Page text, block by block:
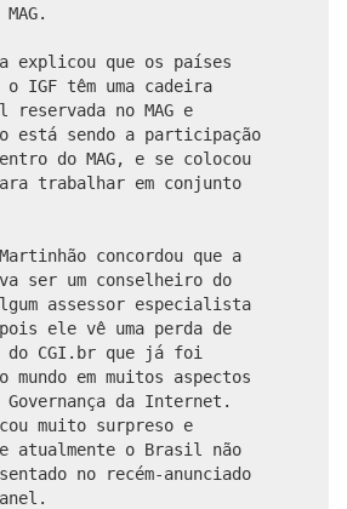
explicou que os países
o IGF têm uma cadeira
reservada no MAG e
está sendo a participação
do MAG, e se colocou
trabalhar em conjunto
concordou que a
ser um conselheiro do
assessor especialista
ele vê uma perda de
do CGI.br que já foi
mundo em muitos aspectos
Governança da Internet.
muito surpreso e
atualmente o Brasil não
no recém-anunciado